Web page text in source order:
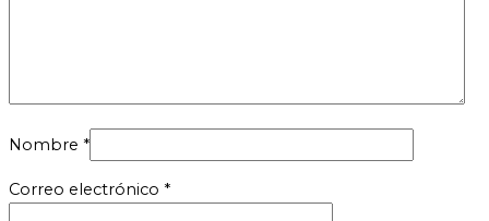
Nombre *
Correo electrónico *